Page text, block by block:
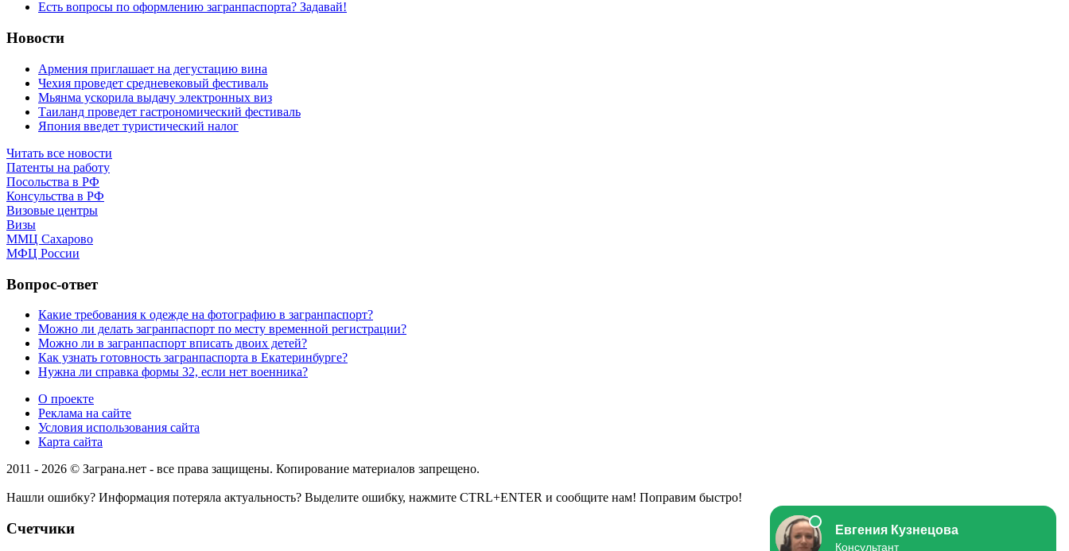
Есть вопросы по оформлению загранпаспорта? Задавай!
Новости
Армения приглашает на дегустацию вина
Чехия проведет средневековый фестиваль
Мьянма ускорила выдачу электронных виз
Таиланд проведет гастрономический фестиваль
Япония введет туристический налог
Читать все новости
Патенты на работу
Посольства в РФ
Консульства в РФ
Визовые центры
Визы
ММЦ Сахарово
МФЦ России
Вопрос-ответ
Какие требования к одежде на фотографию в загранпаспорт?
Можно ли делать загранпаспорт по месту временной регистрации?
Можно ли в загранпаспорт вписать двоих детей?
Как узнать готовность загранпаспорта в Екатеринбурге?
Нужна ли справка формы 32, если нет военника?
О проекте
Реклама на сайте
Условия использования сайта
Карта сайта
2011 - 2026 © Заграна.нет - все права защищены. Копирование материалов запрещено.
Нашли ошибку? Информация потеряла актуальность? Выделите ошибку, нажмите CTRL+ENTER и сообщите нам! Поправим быстро!
Счетчики